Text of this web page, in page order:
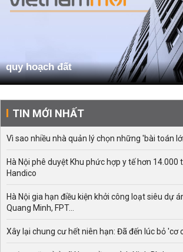
quy hoạch đất
TIN MỚI NHẤT
Vì sao nhiều nhà quản lý chọn những 'bài toán
Hà Nội phê duyệt Khu phức hợp y tế hơn 14.000
Handico
Hà Nội gia hạn điều kiện khởi công loạt siêu dự
Quang Minh, FPT...
Xây lại chung cư hết niên hạn: Đã đến lúc bỏ 'cơ